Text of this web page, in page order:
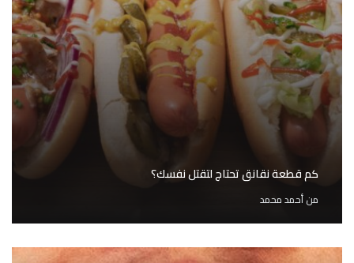
كم قطعة نقانق تحتاج لتقتل نفسك؟
منأحمد محمد